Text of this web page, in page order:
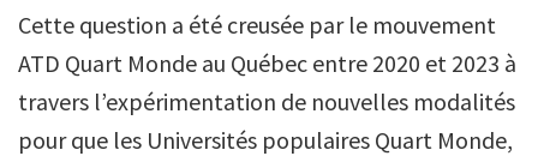
Cette question a été creusée par le mouvement
ATD Quart Monde au Québec entre 2020 et 2023 à
travers l’expérimentation de nouvelles modalités
pour que les Universités populaires Quart Monde,